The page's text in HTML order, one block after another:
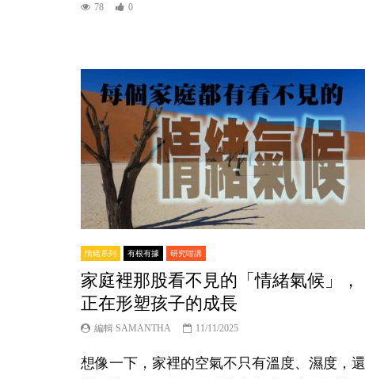
78 0
情緒系列 有根有據 研究咁講
家庭裡那股看不見的「情緒氣候」，
正在形塑孩子的成長
編輯 SAMANTHA 11/11/2025
想像一下，家裡的空氣不只有溫度、濕度，還